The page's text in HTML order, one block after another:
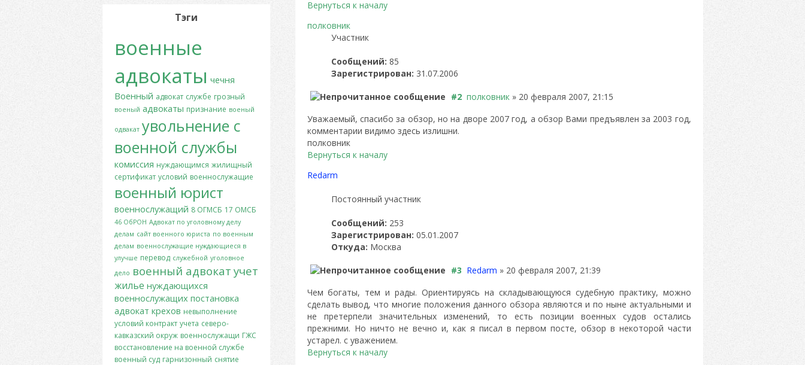
Вернуться к началу
полковник
Участник
Сообщений: 85
Зарегистрирован: 31.07.2006
#2 полковник» 20 февраля 2007, 21:15
Уважаемый, спасибо за обзор, но на дворе 2007 год, а обзор Вами предъявлен за 2003 год,
комментарии видимо здесь излишни.
полковник
Вернуться к началу
Redarm
Постоянный участник
Сообщений: 253
Зарегистрирован: 05.01.2007
Откуда: Москва
#3 Redarm » 20 февраля 2007, 21:39
Чем богаты, тем и рады. Ориентируясь на складывающуюся судебную практику, можно
сделать вывод, что многие положения данного обзора являются и по ныне актуальными и
не претерпели значительных изменений, то есть позиции военных судов остались
прежними. Но ничто не вечно и, как я писал в первом посте, обзор в некоторой части
устарел. с уважением.
Вернуться к началу
Тэги
военные
адвокаты чечня
Военный адвокат службе грозный
военый адвокаты признание военый
одвакат увольнение с
военной службы
комиссия нуждающимся жилищный
сертификат условий военнослужащие
военный юрист
военнослужащий 8 ОГМСБ 17 ОМСБ
46 ОбРОН Адвокат по уголовному делу
делам сайт военного юриста по военным
делам военнослужащие нуждающиеся в
улучше перевод служебной уголовное
дело военный адвокат учет
жилье нуждающихся
военнослужащих постановка
адвокат крехов невыполнение
условий контракт учета северо-
кавказский окруж военнослужащи ГЖС
восстановление на военной службе
военный суд гарнизонный снятие